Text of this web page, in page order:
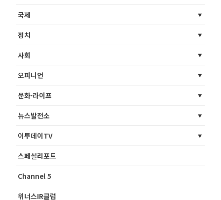
국제
정치
사회
오피니언
문화·라이프
뉴스발전소
이투데이TV
스페셜리포트
Channel 5
위너스IR클럽